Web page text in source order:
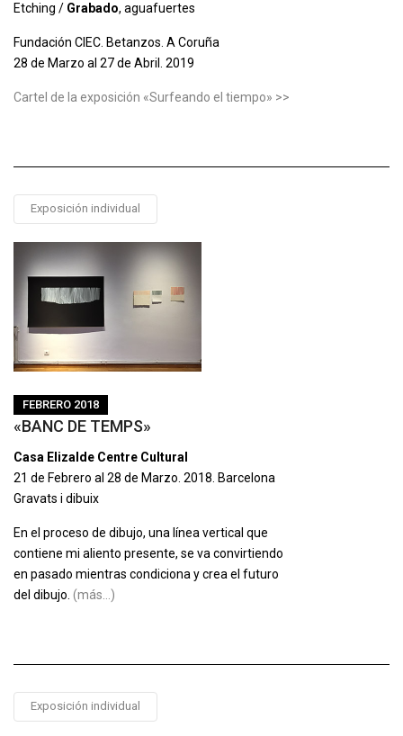
Etching / Grabado, aguafuertes
Fundación CIEC. Betanzos. A Coruña
28 de Marzo al 27 de Abril. 2019
Cartel de la exposición «Surfeando el tiempo» >>
Exposición individual
FEBRERO 2018
«BANC DE TEMPS»
Casa Elizalde Centre Cultural
21 de Febrero al 28 de Marzo. 2018. Barcelona
Gravats i dibuix
En el proceso de dibujo, una línea vertical que
contiene mi aliento presente, se va convirtiendo
en pasado mientras condiciona y crea el futuro
del dibujo. (más…)
Exposición individual